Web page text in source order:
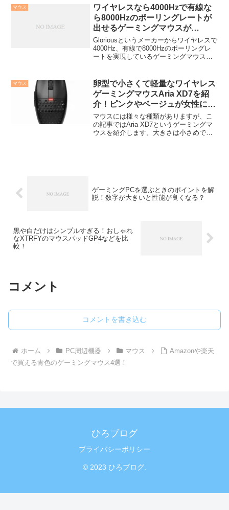
化に特徴...
マウス
ワイヤレスなら4000Hzで有線な
ら8000Hzのポーリングレートが
出せるゲーミングマウスが
Gloriousから発売！
Gloriousというメーカーからワイヤレスで
4000Hz、有線で8000Hzのポーリングレ
ートを実現しているゲーミングマウスが
す。この記事では、そんな高性...
マウス
卵型で小さくて軽量なワイヤレス
ゲーミングマウスAria XD7を紹
介！ピンクやベージュが女性にも
おすすめ！
マウスには様々な種類がありますが、こ
の記事ではAria XD7というゲーミングマ
ウスを紹介します。大きさは小さめで、
ゲーミングPCを選ぶときのポイントを解
説！数字が大きいと性能が良くなる？
黒や白だけはシンプルすぎる！おしゃれ
なXTRFYのマウスパッドGP4などを比
較！
コメント
コメントを書き込む
ホーム PC周辺機器 マウス
Amazonや楽天
で買える青色のゲーミングマウス4選！
ひろブログ
プライバシーポリシー
© 2023 ひろブログ.